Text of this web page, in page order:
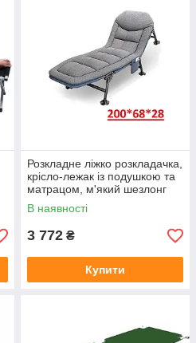
Розкладне ліжко розкладачка,
крісло-лежак із подушкою та
матрацом, м'який шезлонг
В наявності
3 772 ₴
Купити